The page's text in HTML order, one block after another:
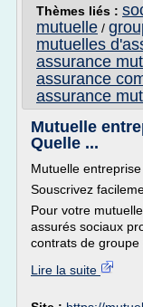
Thèmes liés :
mutuelle /
mutuelles
assurance
assurance
assurance
Mutuelle
Quelle ...
Mutuelle
Souscrivez
Pour votre
assurés sociaux
contrats de groupe
Lire la suite